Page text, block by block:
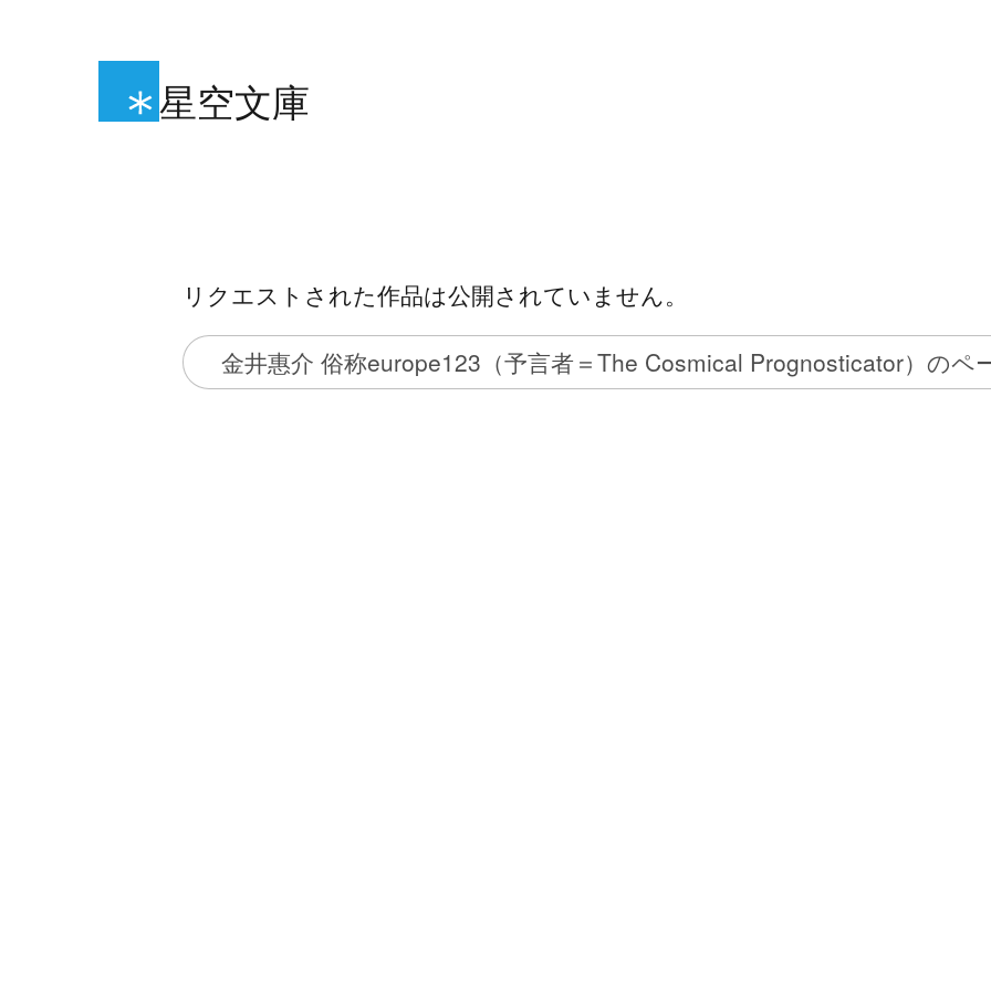
星空文庫
リクエストされた作品は公開されていません。
金井惠介 俗称europe123（予言者＝The Cosmical Prognosticator）のペ